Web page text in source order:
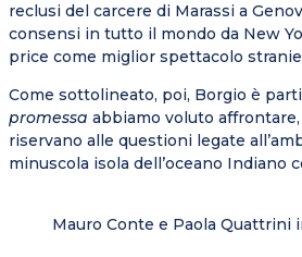
reclusi del carcere di Marassi a
consensi in tutto il mondo da New
price come miglior spettacolo
Come sottolineato, poi, Borgio è
promessa abbiamo voluto
riservano alle questioni legate
minuscola isola dell’oceano Indiano
Mauro Conte e Paola Quattrini